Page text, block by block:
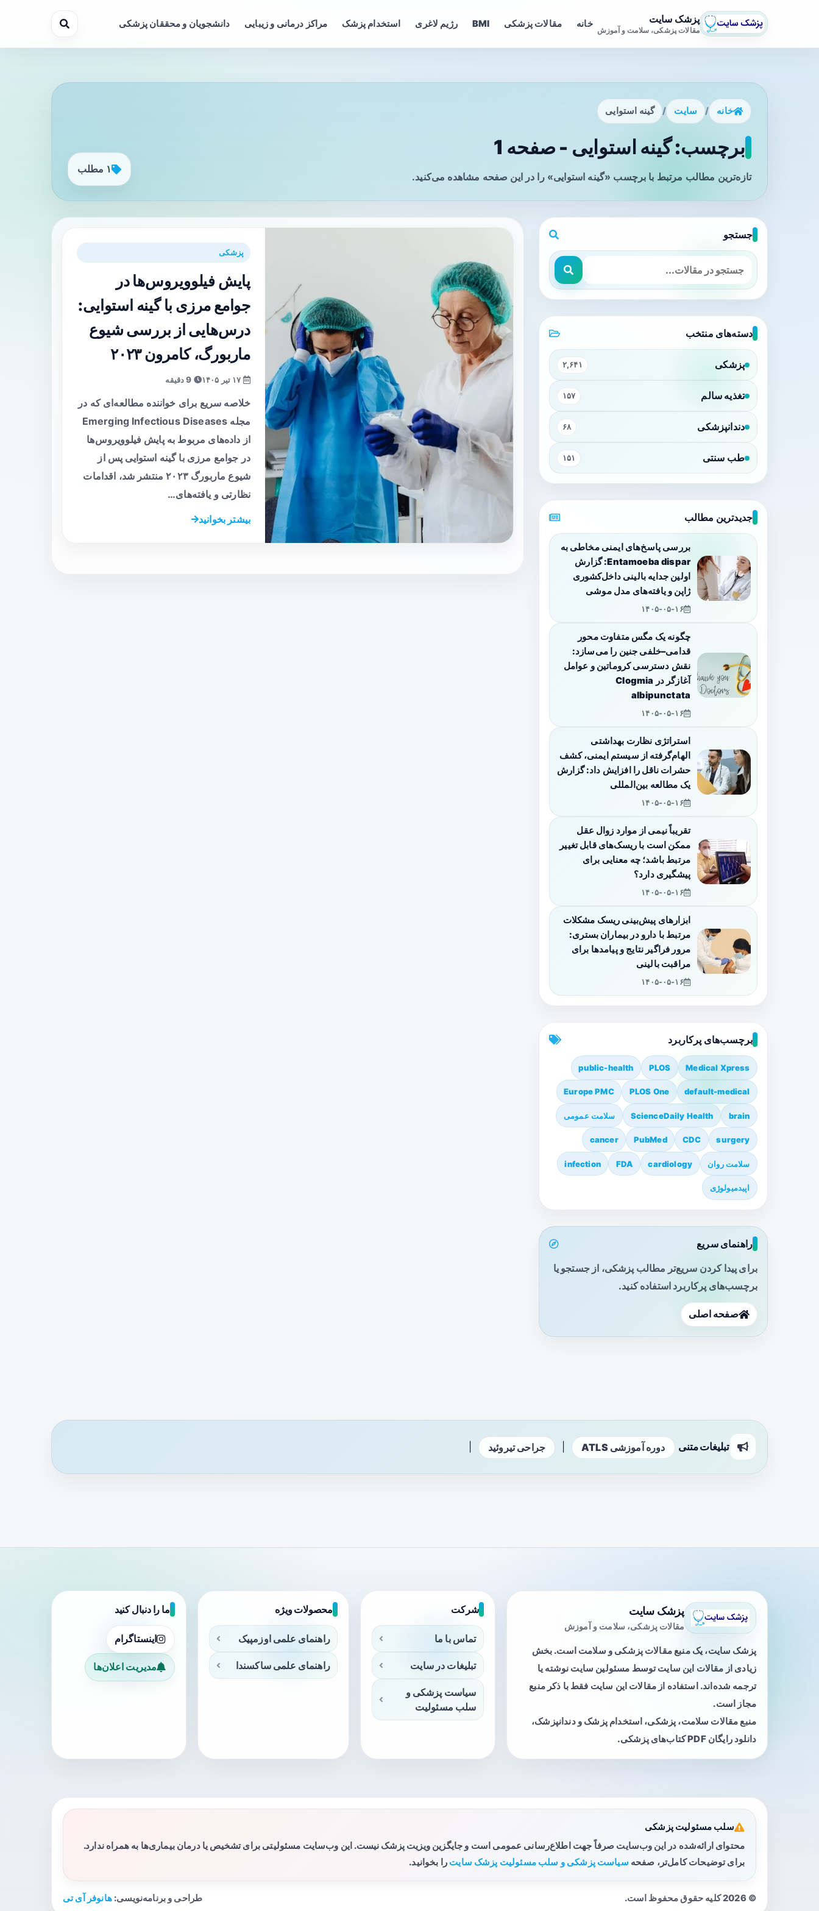
پزشک سایت
مقالات پزشکی، سلامت و آموزش
خانه مقالات پزشکی BMI رژیم لاغری استخدام پزشک مراکز درمانی و زیبایی دانشجویان و محققان پزشکی
خانه / سایت / گینه استوایی
برچسب: گینه استوایی - صفحه 1
تازه‌ترین مطالب مرتبط با برچسب «گینه استوایی» را در این صفحه مشاهده می‌کنید.
۱ مطلب
پزشکی
پایش فیلوویروس‌ها در
جوامع مرزی با گینه استوایی:
درس‌هایی از بررسی شیوع
ماربورگ، کامرون ۲۰۲۳
خلاصه سریع برای خواننده مطالعه‌ای که در
مجله Emerging Infectious Diseases
از داده‌های مربوط به پایش فیلوویروس‌ها
در جوامع مرزی با گینه استوایی پس از
شیوع ماربورگ ۲۰۲۳ منتشر شد، اقدامات
نظارتی و یافته‌های…
بیشتر بخوانید
جستجو
دسته‌های منتخب
پزشکی ۲,۶۴۱
تغذیه سالم ۱۵۷
دندانپزشکی ۶۸
طب سنتی ۱۵۱
جدیدترین مطالب
بررسی پاسخ‌های ایمنی مخاطی به
Entamoeba dispar: گزارش
اولین جدایه بالینی داخل‌کشوری
ژاپن و یافته‌های مدل موشی
۱۴۰۵-۰۵-۱۶
چگونه یک مگس متفاوت محور
قدامی–خلفی جنین را می‌سازد:
نقش دسترسی کروماتین و عوامل
آغازگر در Clogmia
albipunctata
۱۴۰۵-۰۵-۱۶
استراتژی نظارت بهداشتی
الهام‌گرفته از سیستم ایمنی، کشف
حشرات ناقل را افزایش داد: گزارش
یک مطالعه بین‌المللی
۱۴۰۵-۰۵-۱۶
تقریباً نیمی از موارد زوال عقل
ممکن است با ریسک‌های قابل تغییر
مرتبط باشد؛ چه معنایی برای
پیشگیری دارد؟
۱۴۰۵-۰۵-۱۶
ابزارهای پیش‌بینی ریسک مشکلات
مرتبط با دارو در بیماران بستری:
مرور فراگیر نتایج و پیامدها برای
مراقبت بالینی
۱۴۰۵-۰۵-۱۶
برچسب‌های پرکاربرد
Medical Xpress
PLOS
public-health
default-medical
PLOS One
Europe PMC
brain
ScienceDaily Health سلامت عمومی
surgery
CDC
PubMed
cancer
سلامت روان cardiology
FDA
infection
اپیدمیولوژی
راهنمای سریع
برای پیدا کردن سریع‌تر مطالب پزشکی، از جستجو یا
برچسب‌های پرکاربرد استفاده کنید.
صفحه اصلی
تبلیغات متنی دوره آموزشی ATLS جراحی تیروئید
پزشک سایت
مقالات پزشکی، سلامت و آموزش
پزشک سایت، یک منبع مقالات پزشکی و سلامت است. بخش
زیادی از مقالات این سایت توسط مسئولین سایت نوشته یا
ترجمه شده‌اند. استفاده از مقالات این سایت فقط با ذکر منبع
مجاز است.
منبع مقالات سلامت، پزشکی، استخدام پزشک و دندانپزشک،
دانلود رایگان PDF کتاب‌های پزشکی.
شرکت
تماس با ما
تبلیغات در سایت
سیاست پزشکی و
سلب مسئولیت
محصولات ویژه
راهنمای علمی اوزمپیک
راهنمای علمی ساکسندا
ما را دنبال کنید
اینستاگرام
مدیریت اعلان‌ها
سلب مسئولیت پزشکی
محتوای ارائه‌شده در این وب‌سایت صرفاً جهت اطلاع‌رسانی عمومی است و جایگزین ویزیت پزشک نیست. این وب‌سایت مسئولیتی برای تشخیص یا درمان بیماری‌ها به همراه ندارد.
برای توضیحات کامل‌تر، صفحه سیاست پزشکی و سلب مسئولیت پزشک سایت را بخوانید.
© 2026 کلیه حقوق محفوظ است. طراحی و برنامه‌نویسی:هانوفر آی تی